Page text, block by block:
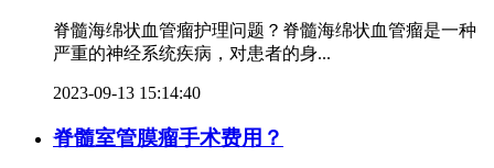
脊髓海绵状血管瘤护理问题？脊髓海绵状血管瘤是一种
严重的神经系统疾病，对患者的身...
2023-09-13 15:14:40
脊髓室管膜瘤手术费用？